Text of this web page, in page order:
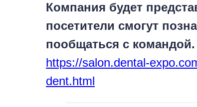
Компания будет
посетители смогут
пообщаться с командой.
https://salon.dental-
dent.html